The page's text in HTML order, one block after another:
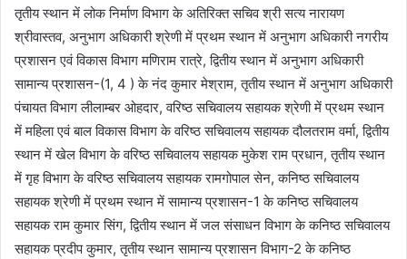
तृतीय स्थान में लोक निर्माण विभाग के अतिरिक्त सचिव श्री सत्य नारायण
श्रीवास्तव, अनुभाग अधिकारी श्रेणी में प्रथम स्थान में अनुभाग अधिकारी नगरीय
प्रशासन एवं विकास विभाग मणिराम रात्रे, द्वितीय स्थान में अनुभाग अधिकारी
सामान्य प्रशासन-(1, 4 ) के नंद कुमार मेश्राम, तृतीय स्थान में अनुभाग अधिकारी
पंचायत विभाग लीलाम्बर ओहदार, वरिष्ठ सचिवालय सहायक श्रेणी में प्रथम स्थान
में महिला एवं बाल विकास विभाग के वरिष्ठ सचिवालय सहायक दौलतराम वर्मा, द्वितीय
स्थान में खेल विभाग के वरिष्ठ सचिवालय सहायक मुकेश राम प्रधान, तृतीय स्थान
में गृह विभाग के वरिष्ठ सचिवालय सहायक रामगोपाल सेन, कनिष्ठ सचिवालय
सहायक श्रेणी में प्रथम स्थान में सामान्य प्रशासन-1 के कनिष्ठ सचिवालय
सहायक राम कुमार सिंग, द्वितीय स्थान में जल संसाधन विभाग के कनिष्ठ सचिवालय
सहायक प्रदीप कुमार, तृतीय स्थान सामान्य प्रशासन विभाग-2 के कनिष्ठ